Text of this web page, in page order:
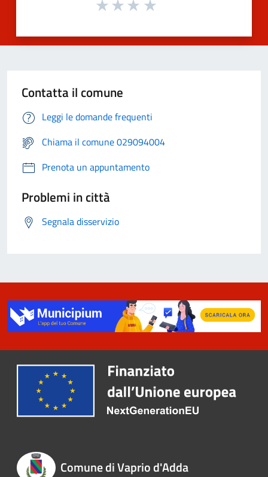
Contatta il comune
Leggi le domande frequenti
Chiama il comune 029094004
Prenota un appuntamento
Problemi in città
Segnala disservizio
Comune di Vaprio d'Adda